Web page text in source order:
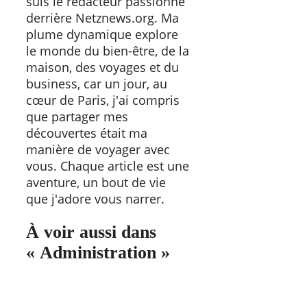
derrière Netznews.org. Ma
plume dynamique explore
le monde du bien-être, de la
maison, des voyages et du
business, car un jour, au
cœur de Paris, j'ai compris
que partager mes
découvertes était ma
manière de voyager avec
vous. Chaque article est une
aventure, un bout de vie
que j'adore vous narrer.
À voir aussi dans
« Administration »